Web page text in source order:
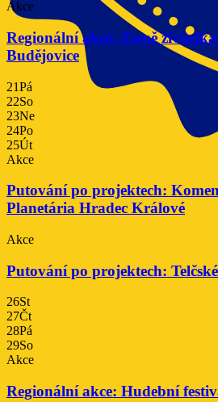
Akce
Regionální akce: Země živitelka
Budějovice
21Pá
22So
23Ne
24Po
25Út
Akce
Putování po projektech:
Planetária Hradec Králové
Akce
Putování po projektech:
26St
27Čt
28Pá
29So
Akce
Regionální akce: Hudební